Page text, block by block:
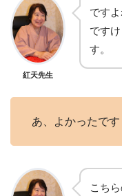
紅天先生
です
です
す。
あ、よかったです
こち